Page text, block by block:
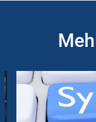
Instructions